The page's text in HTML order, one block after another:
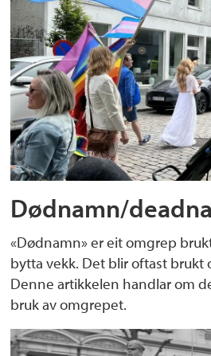
Dødnamn/
«Dødnamn» er eit omgrep
bytta vekk. Det blir oftast brukt
Denne artikkelen handlar om
bruk av omgrepet.